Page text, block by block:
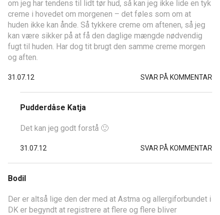
om jeg har tendens til lidt tør hud, så kan jeg ikke lide en tyk
creme i hovedet om morgenen – det føles som om at
huden ikke kan ånde. Så tykkere creme om aftenen, så jeg
kan være sikker på at få den daglige mængde nødvendig
fugt til huden. Har dog tit brugt den samme creme morgen
og aften.
31.07.12 SVAR PÅ KOMMENTAR
Pudderdåse Katja
Det kan jeg godt forstå 🙂
31.07.12 SVAR PÅ KOMMENTAR
Bodil
Der er altså lige den der med at Astma og allergiforbundet i
DK er begyndt at registrere at flere og flere bliver